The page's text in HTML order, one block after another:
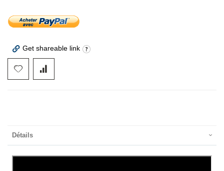
Get shareable link
Détails